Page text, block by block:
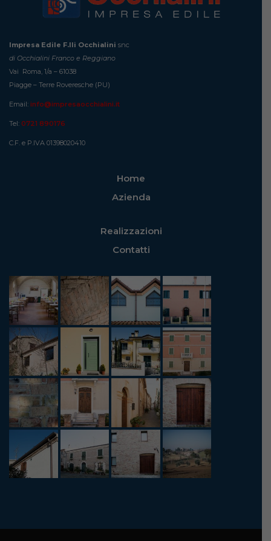
Impresa Edile F.lli Occhialini snc
di Occhialini Franco e Reggiano
Vai Roma, 1/a – 61038
Piagge – Terre Roveresche (PU)
Email: info@impresaocchialini.it
Tel: 0721 890176
C.F. e P.IVA 01398020410
Home
Azienda
Realizzazioni
Contatti